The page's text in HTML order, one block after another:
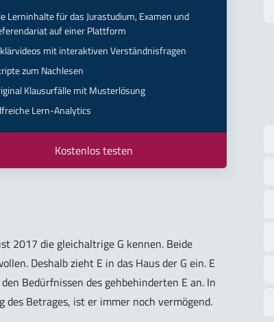
Lerninhalte für das Jurastudium, Examen und
auf einer Plattform
mit interaktiven Verständnisfragen
zum Nachlesen
Klausurfälle mit Musterlösung
Lern-Analytics
Kostenlos testen
2017 die gleichaltrige G kennen. Beide
Deshalb zieht E in das Haus der G ein. E
Bedürfnissen des gehbehinderten E an. In
Betrages, ist er immer noch vermögend.